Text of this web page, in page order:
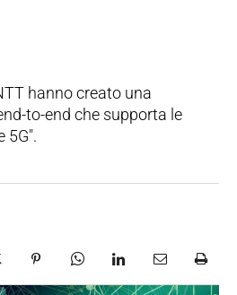
hanno creato una
to-end che supporta le
5G".